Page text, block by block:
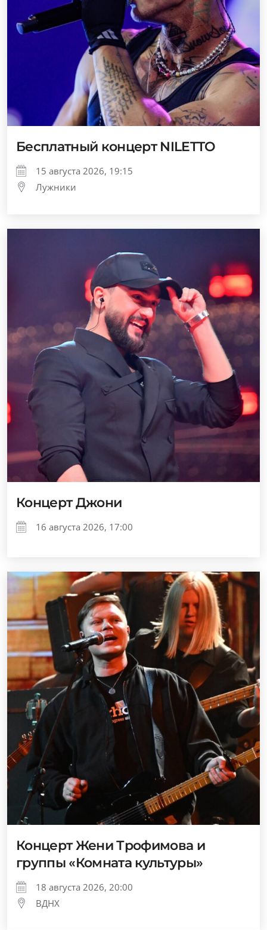
Бесплатный концерт NILETTO
15 августа 2026, 19:15
Лужники
Концерт Джони
16 августа 2026, 17:00
Концерт Жени Трофимова и
группы «Комната культуры»
18 августа 2026, 20:00
ВДНХ